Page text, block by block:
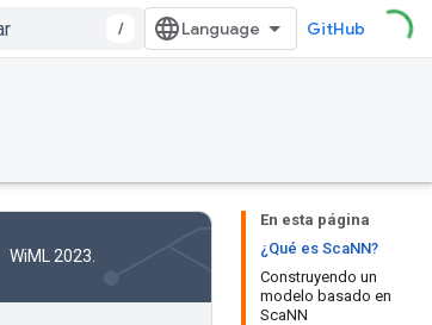
/ GitHub
En esta página
¿Qué es ScaNN?
Construyendo un
modelo basado en
ScaNN
WiML 2023.